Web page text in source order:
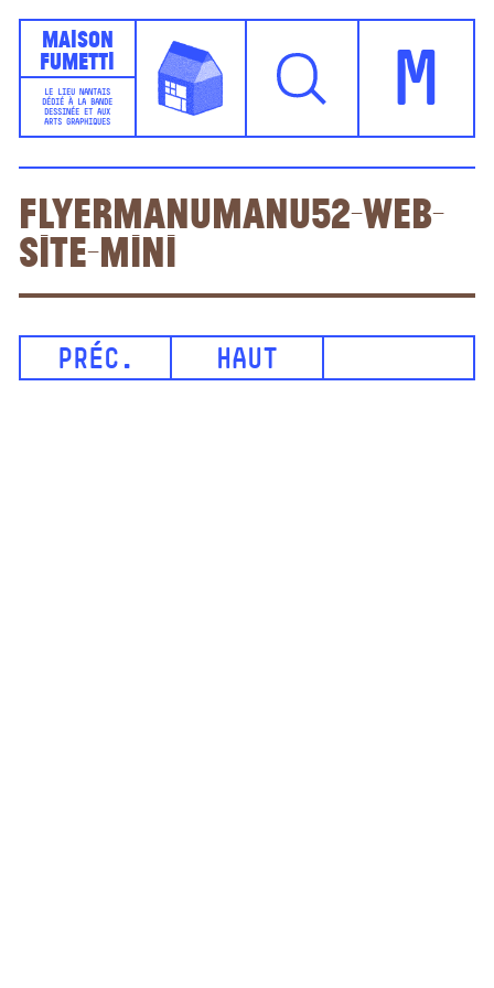
Maison
Fumetti
LE LIEU NANTAIS
DÉDIÉ À LA BANDE
DESSINÉE ET AUX
ARTS GRAPHIQUES
M
FlyerManuManu52-WEB-
site-mini
PRÉC. HAUT